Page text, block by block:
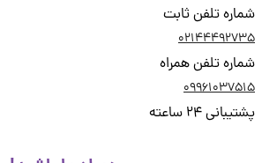
تلفن ثابت
تلفن همراه
24 ساعته